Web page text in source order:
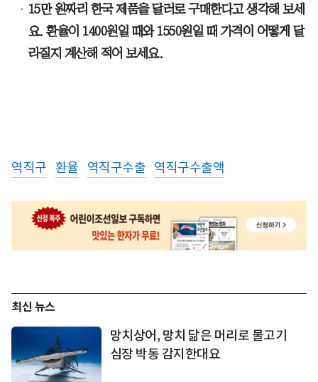
15만 원짜리 한국 제품을 달러로 구매한다고 생각해 보세
요. 환율이 1400원일 때와 1550원일 때 가격이 어떻게 달
라질지 계산해 적어 보세요.
역직구 환율 역직구수출 역직구수출액
최신 뉴스
망치상어, 망치 닮은 머리로 물고기
심장 박동 감지한대요